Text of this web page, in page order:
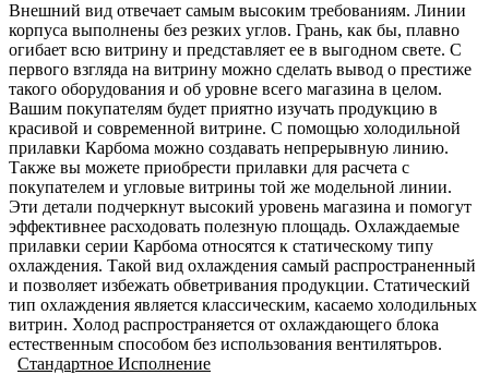
Внешний вид отвечает самым высоким требованиям. Линии
корпуса выполнены без резких углов. Грань, как бы, плавно
огибает всю витрину и представляет ее в выгодном свете. С
первого взгляда на витрину можно сделать вывод о престиже
такого оборудования и об уровне всего магазина в целом.
Вашим покупателям будет приятно изучать продукцию в
красивой и современной витрине. С помощью холодильной
прилавки Карбома можно создавать непрерывную линию.
Также вы можете приобрести прилавки для расчета с
покупателем и угловые витрины той же модельной линии.
Эти детали подчеркнут высокий уровень магазина и помогут
эффективнее расходовать полезную площадь. Охлаждаемые
прилавки серии Карбома относятся к статическому типу
охлаждения. Такой вид охлаждения самый распространенный
и позволяет избежать обветривания продукции. Статический
тип охлаждения является классическим, касаемо холодильных
витрин. Холод распространяется от охлаждающего блока
естественным способом без использования вентилятьров.
Стандартное Исполнение